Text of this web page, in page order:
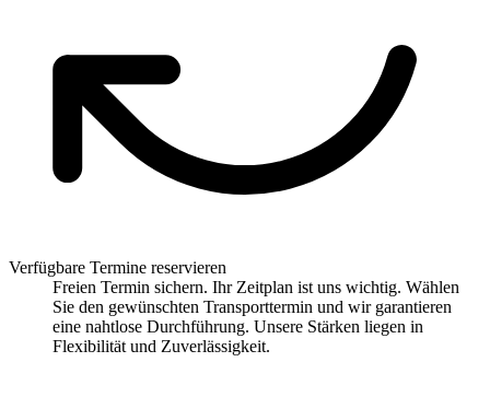
Verfügbare Termine reservieren
Freien Termin sichern. Ihr Zeitplan ist uns wichtig. Wählen
Sie den gewünschten Transporttermin und wir garantieren
eine nahtlose Durchführung. Unsere Stärken liegen in
Flexibilität und Zuverlässigkeit.